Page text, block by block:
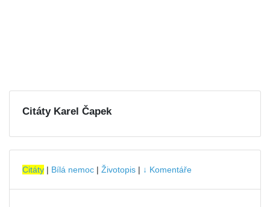
Citáty Karel Čapek
Citáty | Bílá nemoc | Životopis | ↓ Komentáře